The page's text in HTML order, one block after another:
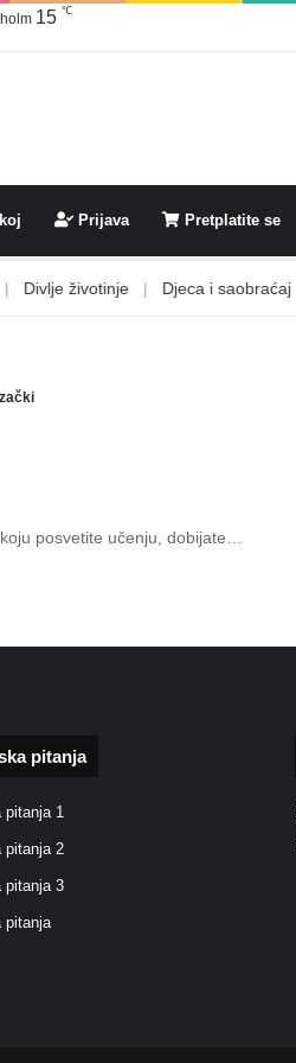
15 ℃
Prijava Pretplatite se
Divlje životinje | Djeca i saobraćaj |
posvetite učenju, dobijate…
pitanja
pitanja 1
pitanja 2
pitanja 3
pitanja